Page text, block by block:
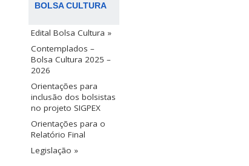
BOLSA CULTURA
Edital Bolsa Cultura »
Contemplados –
Bolsa Cultura 2025 –
2026
Orientações para
inclusão dos bolsistas
no projeto SIGPEX
Orientações para o
Relatório Final
Legislação »